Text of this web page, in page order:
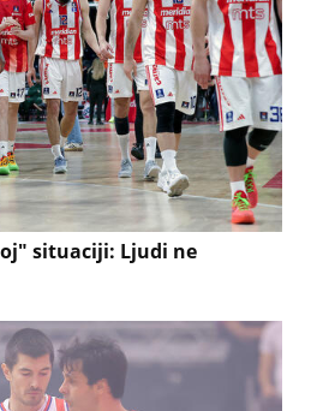
situaciji: Ljudi ne